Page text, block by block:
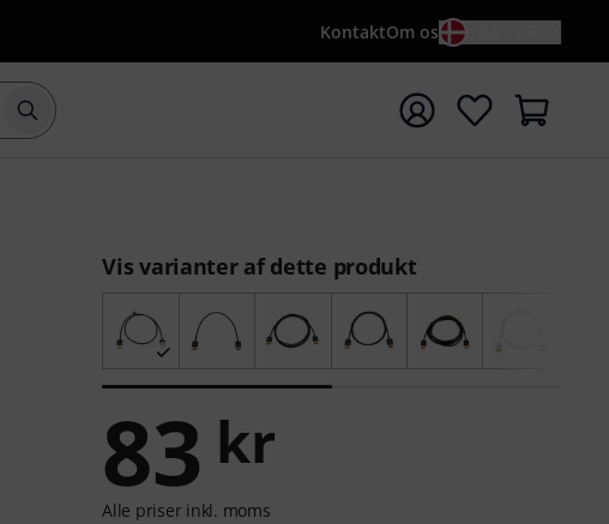
KontaktOm os
Start søgning med søgeord {searchTerm}
Vis varianter af dette produkt
83 kr
Alle priser inkl. moms